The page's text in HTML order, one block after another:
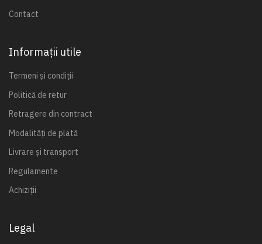
Contact
Informații utile
Termeni și condiții
Politică de retur
Retragere din contract
Modalități de plată
Livrare și transport
Regulamente
Achiziții
Legal